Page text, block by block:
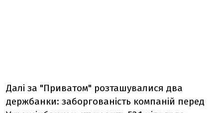
Далі за "Приватом" розташувалися два
держбанки: заборгованість компаній перед